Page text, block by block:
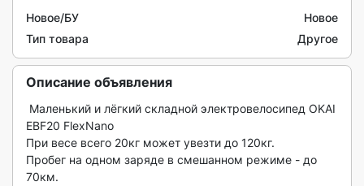
Новое/БУ
Новое
Тип товара
Другое
Описание объявления
EBF20 FlexNano
При весе всего 20кг может увезти до 120кг.
Пробег на одном заряде в смешанном режиме - до
70км.